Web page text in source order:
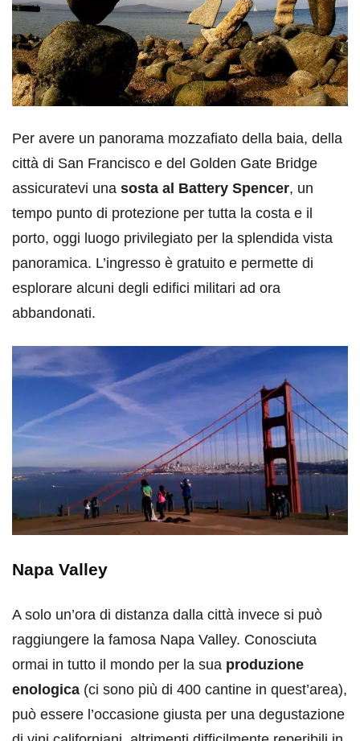
Per avere un panorama mozzafiato della baia, della
città di San Francisco e del Golden Gate Bridge
assicuratevi una sosta al Battery Spencer, un
tempo punto di protezione per tutta la costa e il
porto, oggi luogo privilegiato per la splendida vista
panoramica. L’ingresso è gratuito e permette di
esplorare alcuni degli edifici militari ad ora
abbandonati.
Napa Valley
A solo un’ora di distanza dalla città invece si può
raggiungere la famosa Napa Valley. Conosciuta
ormai in tutto il mondo per la sua produzione
enologica (ci sono più di 400 cantine in quest’area),
può essere l’occasione giusta per una degustazione